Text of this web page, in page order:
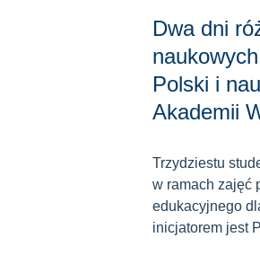
Dwa dni
Polski i
Akademii
Trzydziestu
w ramach zajęć
edukacyjnego
inicjatorem jest